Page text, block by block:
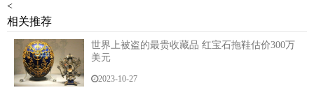
以110万美元的价格卖给了一个曼哈顿的买家。
世界上被盗的最贵收藏品：呐喊
<
相关推荐
世界上被盗的最贵收藏品 红宝石拖鞋估价300万
美元
2023-10-27